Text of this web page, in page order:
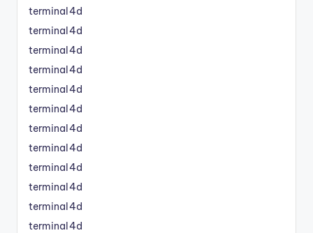
terminal4d
terminal4d
terminal4d
terminal4d
terminal4d
terminal4d
terminal4d
terminal4d
terminal4d
terminal4d
terminal4d
terminal4d